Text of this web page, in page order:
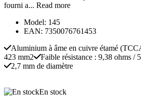
fourni a... Read more
Model: 145
EAN: 7350076761453
Aluminium à âme en cuivre étamé
423 mm2
Faible résistance : 9,38 ohms /
2,7 mm de diamètre
En stock